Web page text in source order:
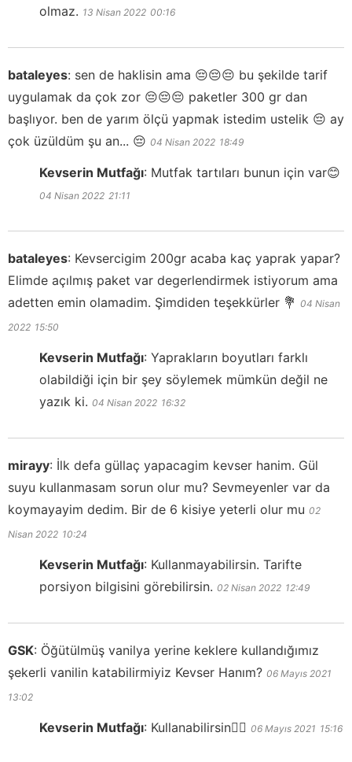
olmaz. 13 Nisan 2022 00:16
bataleyes: sen de haklisin ama 😔😔😔 bu şekilde tarif
uygulamak da çok zor 😔😔😔 paketler 300 gr dan
başlıyor. ben de yarım ölçü yapmak istedim ustelik 😔 ay
çok üzüldüm şu an... 😔 04 Nisan 2022 18:49
Kevserin Mutfağı: Mutfak tartıları bunun için var😊
04 Nisan 2022 21:11
bataleyes: Kevsercigim 200gr acaba kaç yaprak yapar?
Elimde açılmış paket var degerlendirmek istiyorum ama
adetten emin olamadim. Şimdiden teşekkürler 💐 04 Nisan
2022 15:50
Kevserin Mutfağı: Yaprakların boyutları farklı
olabildiği için bir şey söylemek mümkün değil ne
yazık ki. 04 Nisan 2022 16:32
mirayy: İlk defa güllaç yapacagim kevser hanim. Gül
suyu kullanmasam sorun olur mu? Sevmeyenler var da
koymayayim dedim. Bir de 6 kisiye yeterli olur mu 02
Nisan 2022 10:24
Kevserin Mutfağı: Kullanmayabilirsin. Tarifte
porsiyon bilgisini görebilirsin. 02 Nisan 2022 12:49
GSK: Öğütülmüş vanilya yerine keklere kullandığımız
şekerli vanilin katabilirmiyiz Kevser Hanım? 06 Mayıs 2021
13:02
Kevserin Mutfağı: Kullanabilirsin👍🏻 06 Mayıs 2021 15:16